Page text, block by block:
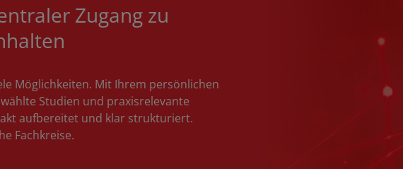
Zugang zu
Möglichkeiten. Mit Ihrem persönlichen
Studien und praxisrelevante
aufbereitet und klar strukturiert.
Fachkreise.